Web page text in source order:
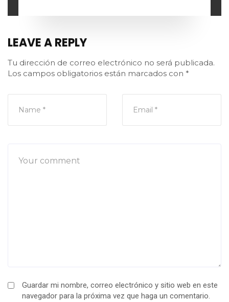
LEAVE A REPLY
Tu dirección de correo electrónico no será publicada.
Los campos obligatorios están marcados con *
Guardar mi nombre, correo electrónico y sitio web en este
navegador para la próxima vez que haga un comentario.